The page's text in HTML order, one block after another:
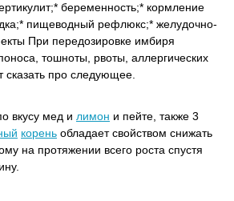
беременность;* кормление
пищеводный рефлюкс;* желудочно-
При передозировке имбиря
тошноты, рвоты, аллергических
сказать про следующее.
вкусу мед и лимон и пейте, также 3
корень обладает свойством снижать
на протяжении всего роста спустя